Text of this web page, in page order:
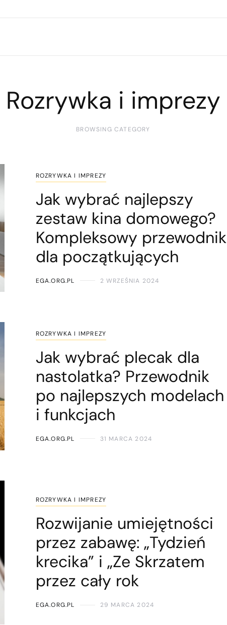
Rozrywka i imprezy
BROWSING CATEGORY
ROZRYWKA I IMPREZY
Jak wybrać najlepszy
zestaw kina domowego?
Kompleksowy przewodnik
dla początkujących
EGA.ORG.PL 2 WRZEŚNIA 2024
ROZRYWKA I IMPREZY
Jak wybrać plecak dla
nastolatka? Przewodnik
po najlepszych modelach
i funkcjach
EGA.ORG.PL 31 MARCA 2024
ROZRYWKA I IMPREZY
Rozwijanie umiejętności
przez zabawę: „Tydzień
krecika” i „Ze Skrzatem
przez cały rok
EGA.ORG.PL 29 MARCA 2024